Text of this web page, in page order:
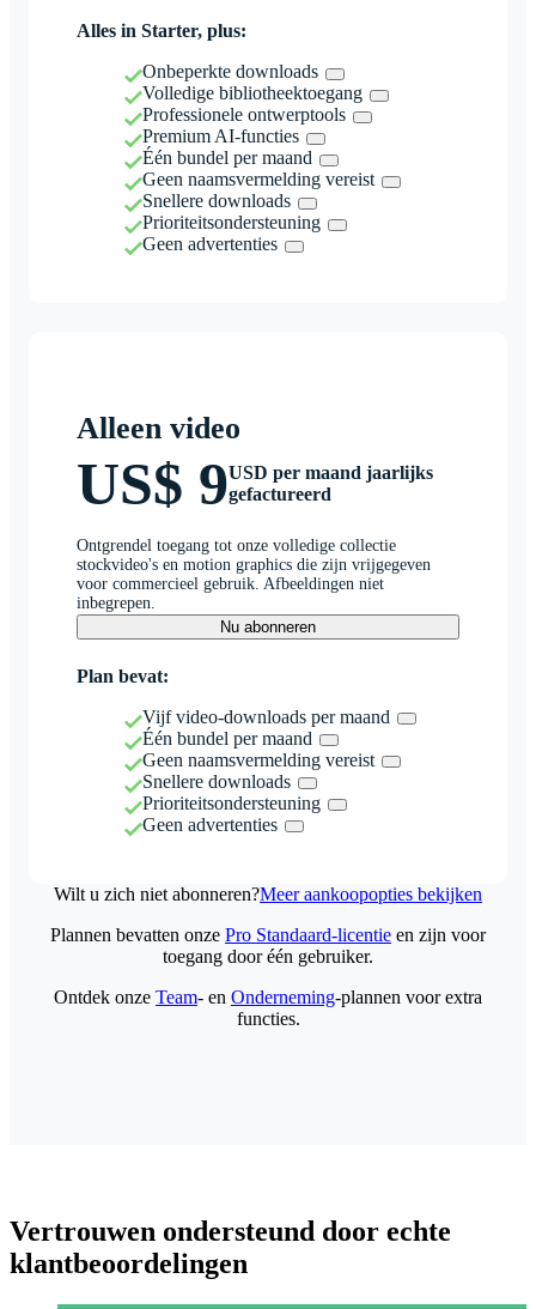
Alles in Starter, plus:
Onbeperkte downloads
Volledige bibliotheektoegang
Professionele ontwerptools
Premium AI-functies
Één bundel per maand
Geen naamsvermelding vereist
Snellere downloads
Prioriteitsondersteuning
Geen advertenties
Alleen video
US$ 9USD per maand jaarlijks
gefactureerd
Ontgrendel toegang tot onze volledige collectie
stockvideo's en motion graphics die zijn vrijgegeven
voor commercieel gebruik. Afbeeldingen niet
inbegrepen.
Nu abonneren
Plan bevat:
Vijf video-downloads per maand
Één bundel per maand
Geen naamsvermelding vereist
Snellere downloads
Prioriteitsondersteuning
Geen advertenties
Wilt u zich niet abonneren?Meer aankoopopties bekijken
Plannen bevatten onze Pro Standaard-licentie en zijn voor
toegang door één gebruiker.
Ontdek onze Team- en Onderneming-plannen voor extra
functies.
Vertrouwen ondersteund door echte
klantbeoordelingen